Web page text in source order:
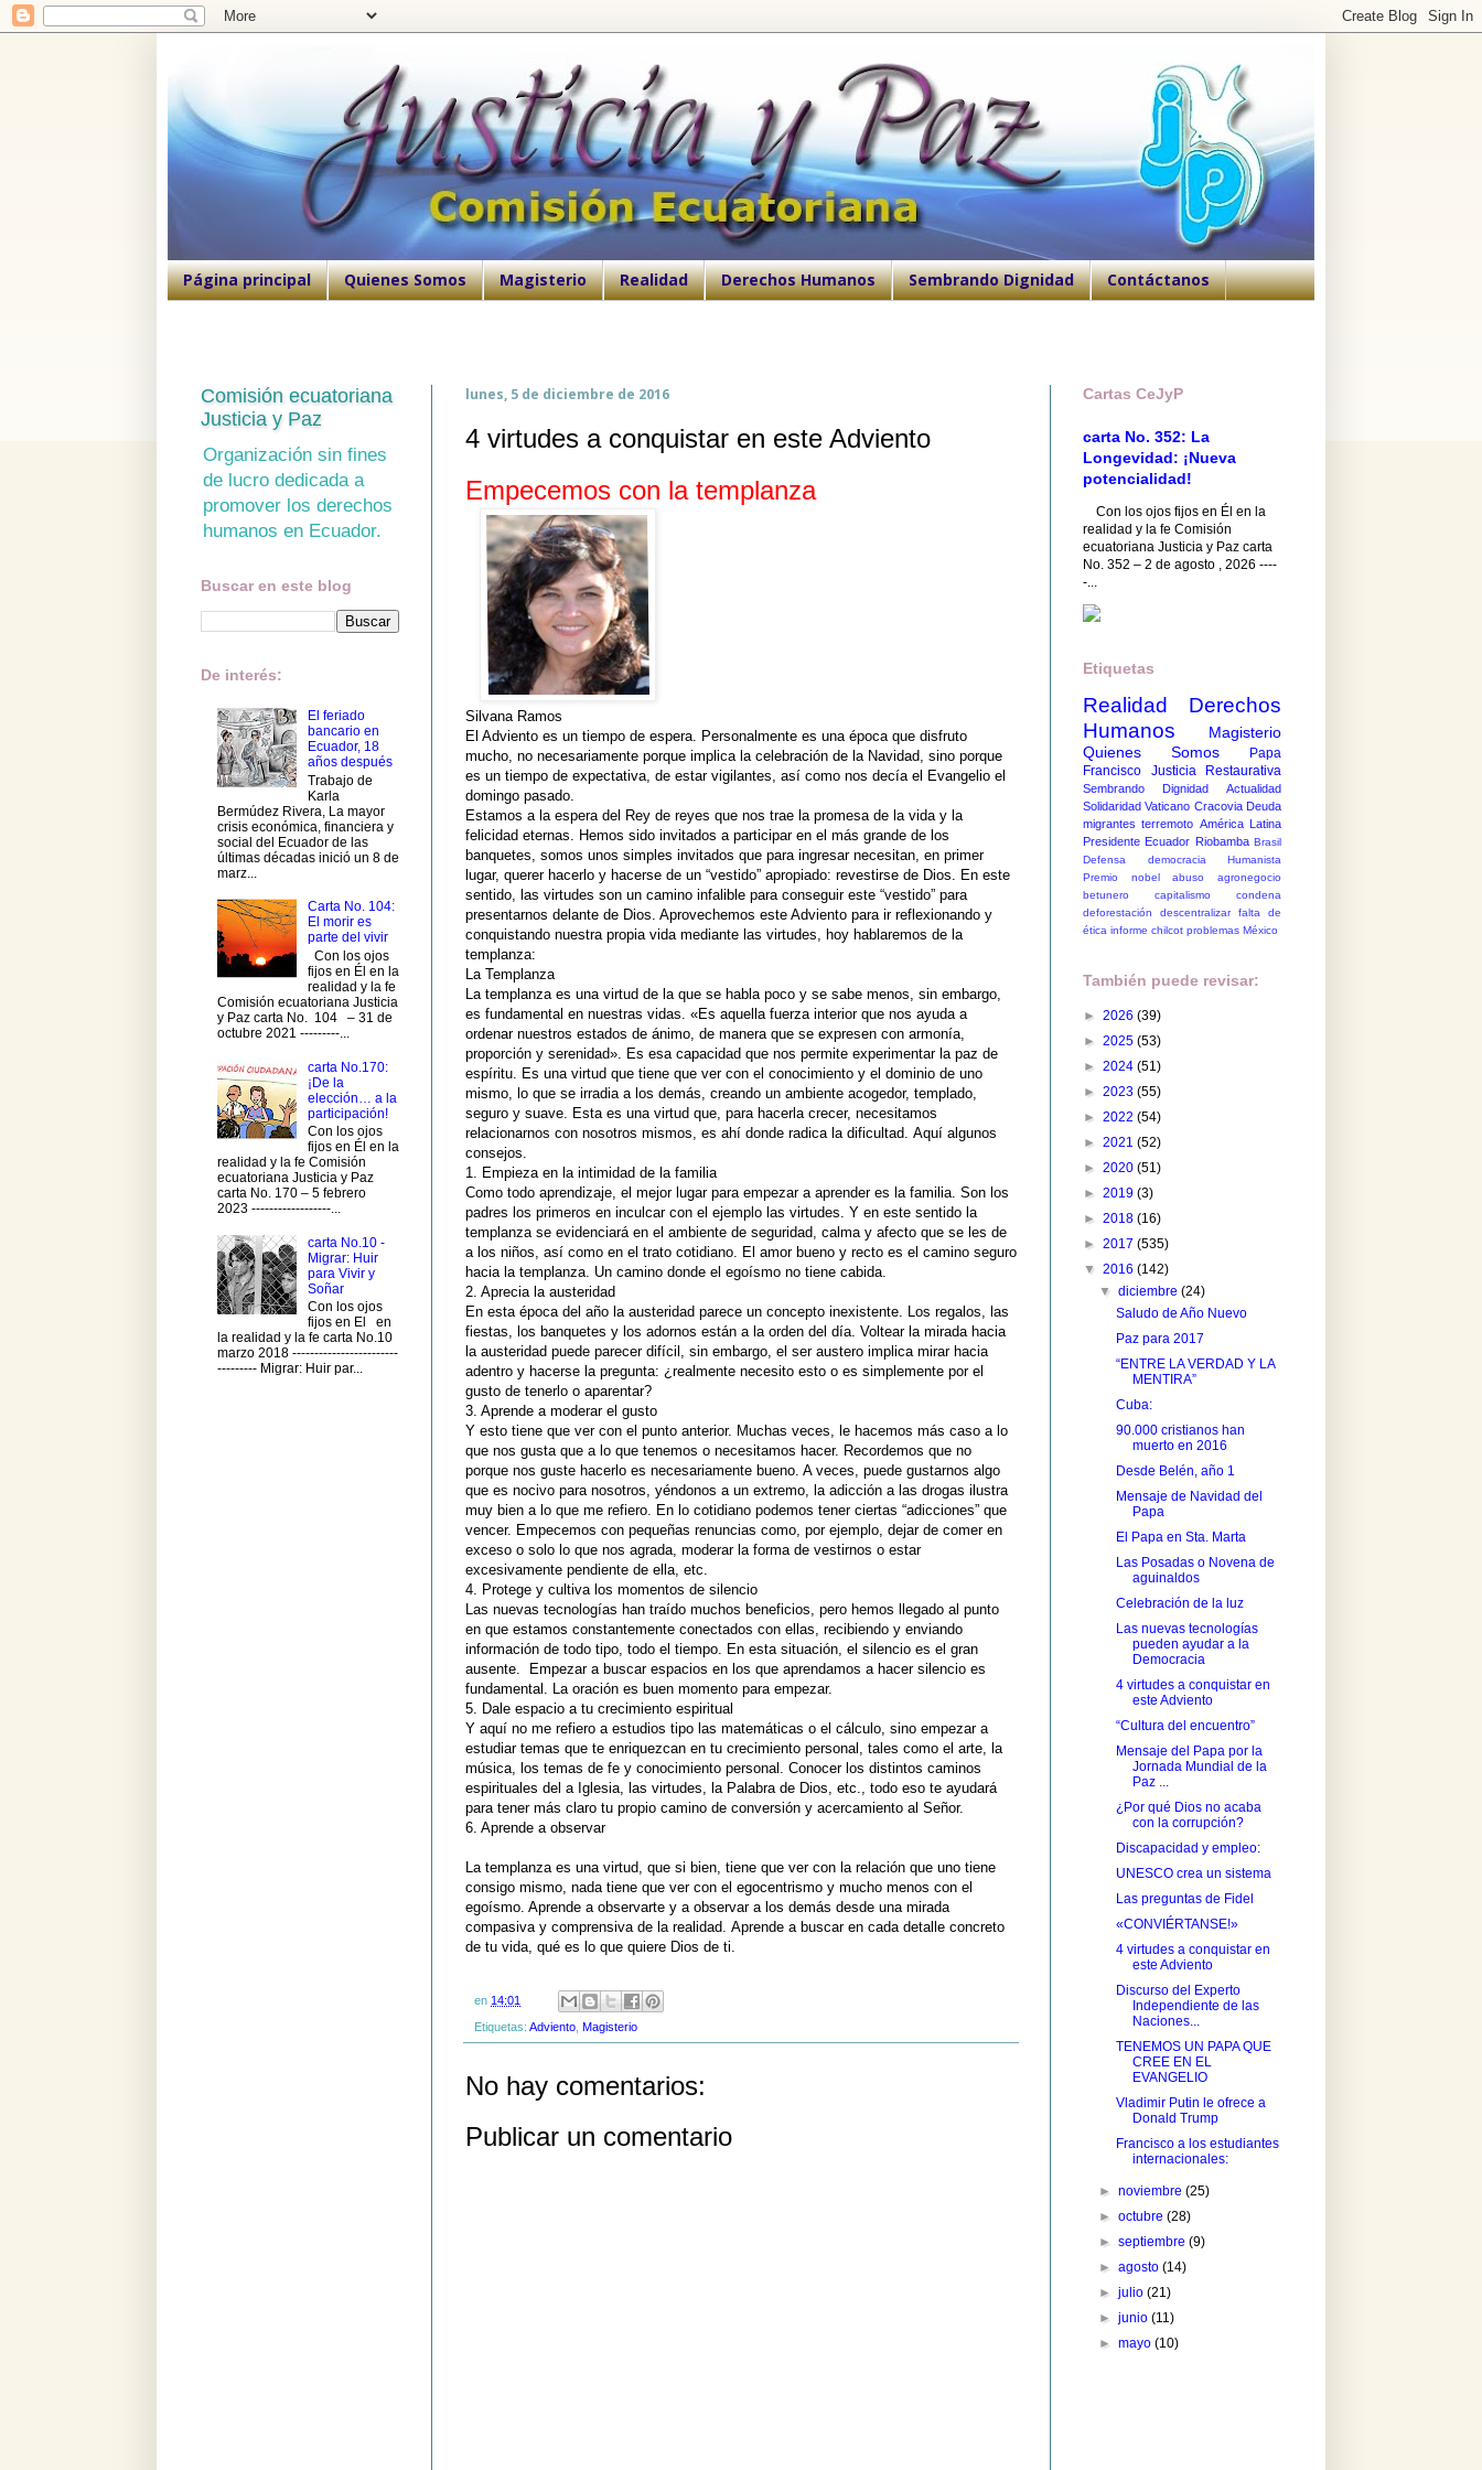
Página principal Quienes Somos Magisterio Realidad Derechos Humanos Sembrando Dignidad Contáctanos
lunes, 5 de diciembre de 2016
4 virtudes a conquistar en este Adviento
Empecemos con la templanza
Silvana Ramos
El Adviento es un tiempo de espera. Personalmente es una época que disfruto
mucho, no necesariamente porque implica la celebración de la Navidad, sino porque
es un tiempo de expectativa, de estar vigilantes, así como nos decía el Evangelio el
domingo pasado.
Estamos a la espera del Rey de reyes que nos trae la promesa de la vida y la
felicidad eternas. Hemos sido invitados a participar en el más grande de los
banquetes, somos unos simples invitados que para ingresar necesitan, en primer
lugar, querer hacerlo y hacerse de un “vestido” apropiado: revestirse de Dios. En este
sentido, las virtudes son un camino infalible para conseguir este “vestido” para
presentarnos delante de Dios. Aprovechemos este Adviento para ir reflexionando y
conquistando nuestra propia vida mediante las virtudes, hoy hablaremos de la
templanza:
La Templanza
La templanza es una virtud de la que se habla poco y se sabe menos, sin embargo,
es fundamental en nuestras vidas. «Es aquella fuerza interior que nos ayuda a
ordenar nuestros estados de ánimo, de manera que se expresen con armonía,
proporción y serenidad». Es esa capacidad que nos permite experimentar la paz de
espíritu. Es una virtud que tiene que ver con el conocimiento y el dominio de uno
mismo, lo que se irradia a los demás, creando un ambiente acogedor, templado,
seguro y suave. Esta es una virtud que, para hacerla crecer, necesitamos
relacionarnos con nosotros mismos, es ahí donde radica la dificultad. Aquí algunos
consejos.
1. Empieza en la intimidad de la familia
Como todo aprendizaje, el mejor lugar para empezar a aprender es la familia. Son los
padres los primeros en inculcar con el ejemplo las virtudes. Y en este sentido la
templanza se evidenciará en el ambiente de seguridad, calma y afecto que se les de
a los niños, así como en el trato cotidiano. El amor bueno y recto es el camino seguro
hacia la templanza. Un camino donde el egoísmo no tiene cabida.
2. Aprecia la austeridad
En esta época del año la austeridad parece un concepto inexistente. Los regalos, las
fiestas, los banquetes y los adornos están a la orden del día. Voltear la mirada hacia
la austeridad puede parecer difícil, sin embargo, el ser austero implica mirar hacia
adentro y hacerse la pregunta: ¿realmente necesito esto o es simplemente por el
gusto de tenerlo o aparentar?
3. Aprende a moderar el gusto
Y esto tiene que ver con el punto anterior. Muchas veces, le hacemos más caso a lo
que nos gusta que a lo que tenemos o necesitamos hacer. Recordemos que no
porque nos guste hacerlo es necesariamente bueno. A veces, puede gustarnos algo
que es nocivo para nosotros, yéndonos a un extremo, la adicción a las drogas ilustra
muy bien a lo que me refiero. En lo cotidiano podemos tener ciertas “adicciones” que
vencer. Empecemos con pequeñas renuncias como, por ejemplo, dejar de comer en
exceso o solo lo que nos agrada, moderar la forma de vestirnos o estar
excesivamente pendiente de ella, etc.
4. Protege y cultiva los momentos de silencio
Las nuevas tecnologías han traído muchos beneficios, pero hemos llegado al punto
en que estamos constantemente conectados con ellas, recibiendo y enviando
información de todo tipo, todo el tiempo. En esta situación, el silencio es el gran
ausente. Empezar a buscar espacios en los que aprendamos a hacer silencio es
fundamental. La oración es buen momento para empezar.
5. Dale espacio a tu crecimiento espiritual
Y aquí no me refiero a estudios tipo las matemáticas o el cálculo, sino empezar a
estudiar temas que te enriquezcan en tu crecimiento personal, tales como el arte, la
música, los temas de fe y conocimiento personal. Conocer los distintos caminos
espirituales del a Iglesia, las virtudes, la Palabra de Dios, etc., todo eso te ayudará
para tener más claro tu propio camino de conversión y acercamiento al Señor.
6. Aprende a observar
La templanza es una virtud, que si bien, tiene que ver con la relación que uno tiene
consigo mismo, nada tiene que ver con el egocentrismo y mucho menos con el
egoísmo. Aprende a observarte y a observar a los demás desde una mirada
compasiva y comprensiva de la realidad. Aprende a buscar en cada detalle concreto
de tu vida, qué es lo que quiere Dios de ti.
en 14:01
Etiquetas: Adviento Magisterio
No hay comentarios:
Publicar un comentario
Comisión ecuatoriana
Justicia y Paz
Organización sin fines
de lucro dedicada a
promover los derechos
humanos en Ecuador.
Buscar en este blog
De interés:
El feriado
bancario en
Ecuador, 18
años después
Trabajo de
Karla
Bermúdez Rivera, La mayor
crisis económica, financiera y
social del Ecuador de las
últimas décadas inició un 8 de
marz...
Carta No. 104:
El morir es
parte del vivir
Con los ojos
fijos en Él en la
realidad y la fe
Comisión ecuatoriana Justicia
y Paz carta No. 104 – 31 de
octubre 2021 ---------...
carta No.170:
¡De la
elección… a la
participación!
Con los ojos
fijos en Él en la
realidad y la fe Comisión
ecuatoriana Justicia y Paz
carta No. 170 – 5 febrero
2023 ------------------...
carta No.10 -
Migrar: Huir
para Vivir y
Soñar
Con los ojos
fijos en El en
la realidad y la fe carta No.10
marzo 2018 ------------------------
--------- Migrar: Huir par...
Cartas CeJyP
carta No. 352: La
Longevidad: ¡Nueva
potencialidad!
Con los ojos fijos en Él en la
realidad y la fe Comisión
ecuatoriana Justicia y Paz carta
No. 352 – 2 de agosto , 2026 ----
-...
Etiquetas
Realidad
Derechos
Humanos
Magisterio
Quienes Somos
Papa
Francisco
Justicia Restaurativa
Sembrando Dignidad
Actualidad
Solidaridad Vaticano Cracovia Deuda
migrantes terremoto América Latina
Presidente Ecuador Riobamba Brasil
Defensa democracia
Humanista
Premio nobel
abuso
agronegocio
betunero
capitalismo
condena
deforestación
descentralizar
falta de
ética informe chilcot problemas México
También puede revisar:
► 2026 (39)
► 2025 (53)
► 2024 (51)
► 2023 (55)
► 2022 (54)
► 2021 (52)
► 2020 (51)
► 2019 (3)
► 2018 (16)
► 2017 (535)
▼ 2016 (142)
▼diciembre(24)
Saludo de Año Nuevo
Paz para 2017
“ENTRE LA VERDAD Y LA
MENTIRA”
Cuba:
90.000 cristianos han
muerto en 2016
Desde Belén, año 1
Mensaje de Navidad del
Papa
El Papa en Sta. Marta
Las Posadas o Novena de
aguinaldos
Celebración de la luz
Las nuevas tecnologías
pueden ayudar a la
Democracia
4 virtudes a conquistar en
este Adviento
“Cultura del encuentro”
Mensaje del Papa por la
Jornada Mundial de la
Paz ...
¿Por qué Dios no acaba
con la corrupción?
Discapacidad y empleo:
UNESCO crea un sistema
Las preguntas de Fidel
«CONVIÉRTANSE!»
4 virtudes a conquistar en
este Adviento
Discurso del Experto
Independiente de las
Naciones...
TENEMOS UN PAPA QUE
CREE EN EL
EVANGELIO
Vladimir Putin le ofrece a
Donald Trump
Francisco a los estudiantes
internacionales:
►noviembre(25)
►octubre(28)
►septiembre(9)
►agosto(14)
►julio(21)
►junio(11)
►mayo(10)